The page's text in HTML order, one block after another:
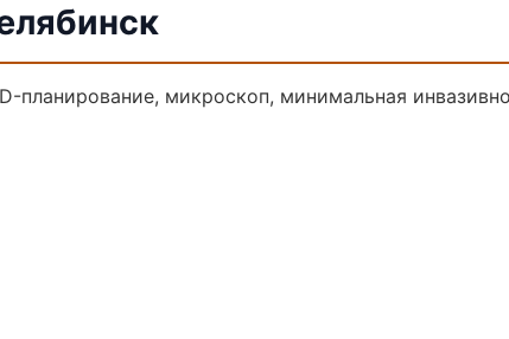
планирование, микроскоп, минимальная